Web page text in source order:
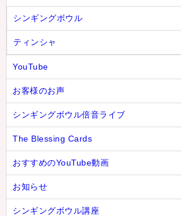
シンギングボウル
ティンシャ
YouTube
お客様のお声
シンギングボウル倍音ライブ
The Blessing Cards
おすすめのYouTube動画
お知らせ
シンギングボウル講座